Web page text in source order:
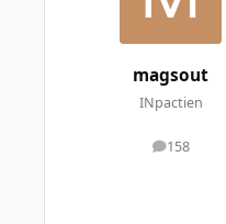
magsout
INpactien
158
messages